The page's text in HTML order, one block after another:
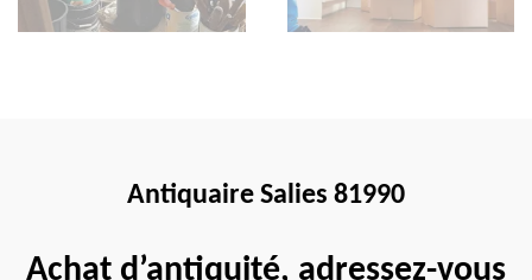
Antiquaire Salies 81990
Achat d’antiquité, adressez-vous